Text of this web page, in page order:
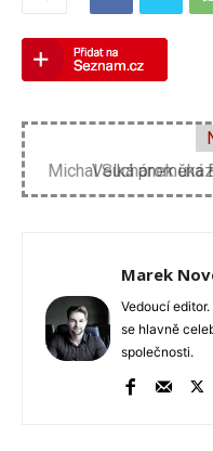
Velká proměna
Marek
Vedoucí
se hlavně
společnosti.